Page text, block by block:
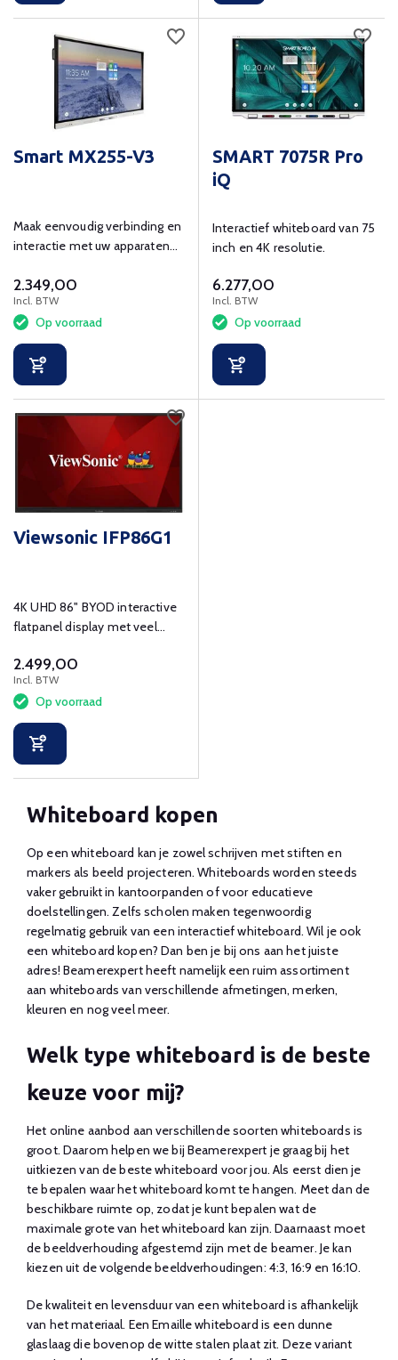
Smart MX255-V3
Maak eenvoudig verbinding en
interactie met uw apparaten
om actief leren te
ondersteunen - in en buiten
het klaslokaal.
2.349,00
Incl. BTW
Op voorraad
SMART 7075R Pro
iQ
Interactief whiteboard van 75
inch en 4K resolutie.
6.277,00
Incl. BTW
Op voorraad
Viewsonic IFP86G1
4K UHD 86" BYOD interactive
flatpanel display met veel
2.499,00
Incl. BTW
Op voorraad
Whiteboard kopen
Op een whiteboard kan je zowel schrijven met stiften en
markers als beeld projecteren. Whiteboards worden steeds
vaker gebruikt in kantoorpanden of voor educatieve
doelstellingen. Zelfs scholen maken tegenwoordig
regelmatig gebruik van een interactief whiteboard. Wil je ook
een whiteboard kopen? Dan ben je bij ons aan het juiste
adres! Beamerexpert heeft namelijk een ruim assortiment
aan whiteboards van verschillende afmetingen, merken,
kleuren en nog veel meer.
Welk type whiteboard is de beste
keuze voor mij?
Het online aanbod aan verschillende soorten whiteboards is
groot. Daarom helpen we bij Beamerexpert je graag bij het
uitkiezen van de beste whiteboard voor jou. Als eerst dien je
te bepalen waar het whiteboard komt te hangen. Meet dan de
beschikbare ruimte op, zodat je kunt bepalen wat de
maximale grote van het whiteboard kan zijn. Daarnaast moet
de beeldverhouding afgestemd zijn met de beamer. Je kan
kiezen uit de volgende beeldverhoudingen: 4:3, 16:9 en 16:10.
De kwaliteit en levensduur van een whiteboard is afhankelijk
van het materiaal. Een Emaille whiteboard is een dunne
glaslaag die bovenop de witte stalen plaat zit. Deze variant